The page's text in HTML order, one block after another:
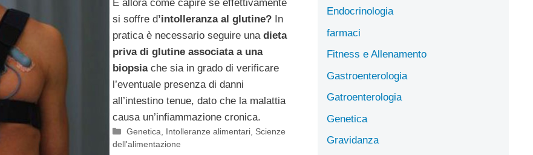
E allora come capire se effettivamente
si soffre d’intolleranza al glutine?In
pratica è necessario seguire una dieta
priva di glutine associata a una
biopsiache sia in grado di verificare
l’eventuale presenza di danni
all’intestino tenue, dato che la malattia
causa un’infiammazione cronica.
Categorie
Genetica Intolleranze alimentari, Scienze
dell'alimentazione
Endocrinologia
farmaci
Fitness e Allenamento
Gastroenterologia
Gatroenterologia
Genetica
Gravidanza